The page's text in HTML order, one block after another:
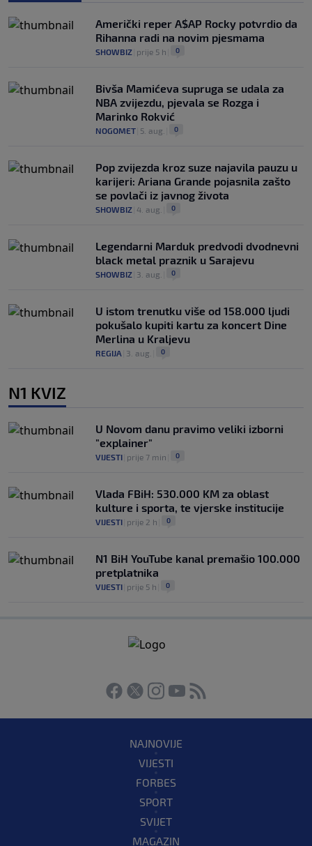
Američki reper A$AP Rocky potvrdio da
Rihanna radi na novim pjesmama
SHOWBIZ prije 5 h 0
Bivša Mamićeva supruga se udala za
NBA zvijezdu, pjevala se Rozga i
Marinko Rokvić
NOGOMET 5. aug. 0
Pop zvijezda kroz suze najavila pauzu u
karijeri: Ariana Grande pojasnila zašto
se povlači iz javnog života
SHOWBIZ 4. aug. 0
Legendarni Marduk predvodi dvodnevni
black metal praznik u Sarajevu
SHOWBIZ 3. aug. 0
U istom trenutku više od 158.000 ljudi
pokušalo kupiti kartu za koncert Dine
Merlina u Kraljevu
REGIJA 3. aug. 0
N1 KVIZ
U Novom danu pravimo veliki izborni
"explainer"
VIJESTI prije 7 min 0
Vlada FBiH: 530.000 KM za oblast
kulture i sporta, te vjerske institucije
VIJESTI prije 2 h 0
N1 BiH YouTube kanal premašio 100.000
pretplatnika
VIJESTI prije 5 h 0
NAJNOVIJE
VIJESTI
FORBES
SPORT
SVIJET
MAGAZIN